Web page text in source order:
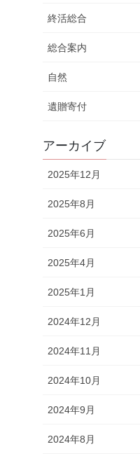
終活総合
総合案内
自然
遺贈寄付
アーカイブ
2025年12月
2025年8月
2025年6月
2025年4月
2025年1月
2024年12月
2024年11月
2024年10月
2024年9月
2024年8月